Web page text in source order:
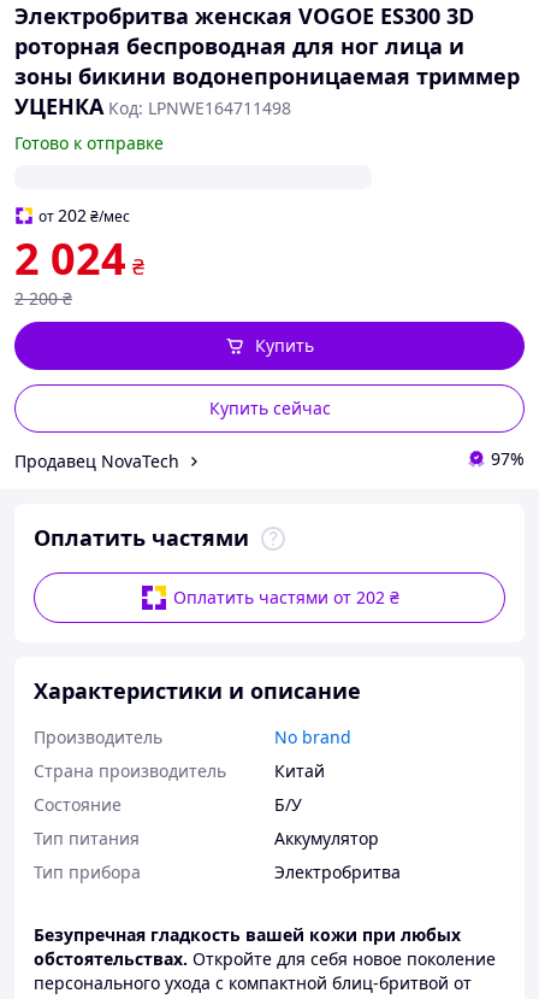
Электробритва женская VOGOE ES300 3D
роторная беспроводная для ног лица и
зоны бикини водонепроницаемая триммер
УЦЕНКА Код: LPNWE164711498
Готово к отправке
от202₴/мес
2 024 ₴
2 200 ₴
Купить сейчас
Купить
Продавец NovaTech 97%
Оплатить частями
Оплатить частями от 202 ₴
Характеристики и описание
Производитель
No brand
Страна производитель
Китай
Состояние
Б/У
Тип питания
Аккумулятор
Тип прибора
Электробритва
Безупречная гладкость вашей кожи при любых
обстоятельствах. Откройте для себя новое поколение
персонального ухода с компактной блиц-бритвой от